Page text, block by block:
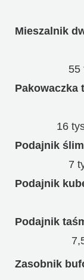
Mieszalnik
55
Pakowaczka
16
Podajnik
7
Podajnik
Podajnik
Zasobnik